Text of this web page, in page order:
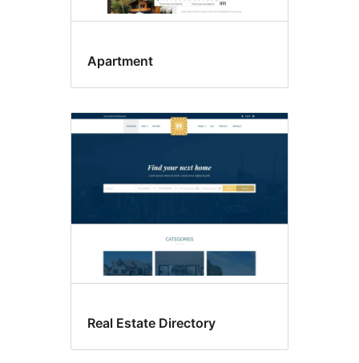
Apartment
Real Estate Directory